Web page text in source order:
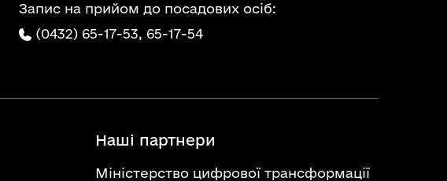
Запис на прийом до посадових осіб:
(0432) 65-17-53, 65-17-54
Наші партнери
Міністерство цифрової трансформації